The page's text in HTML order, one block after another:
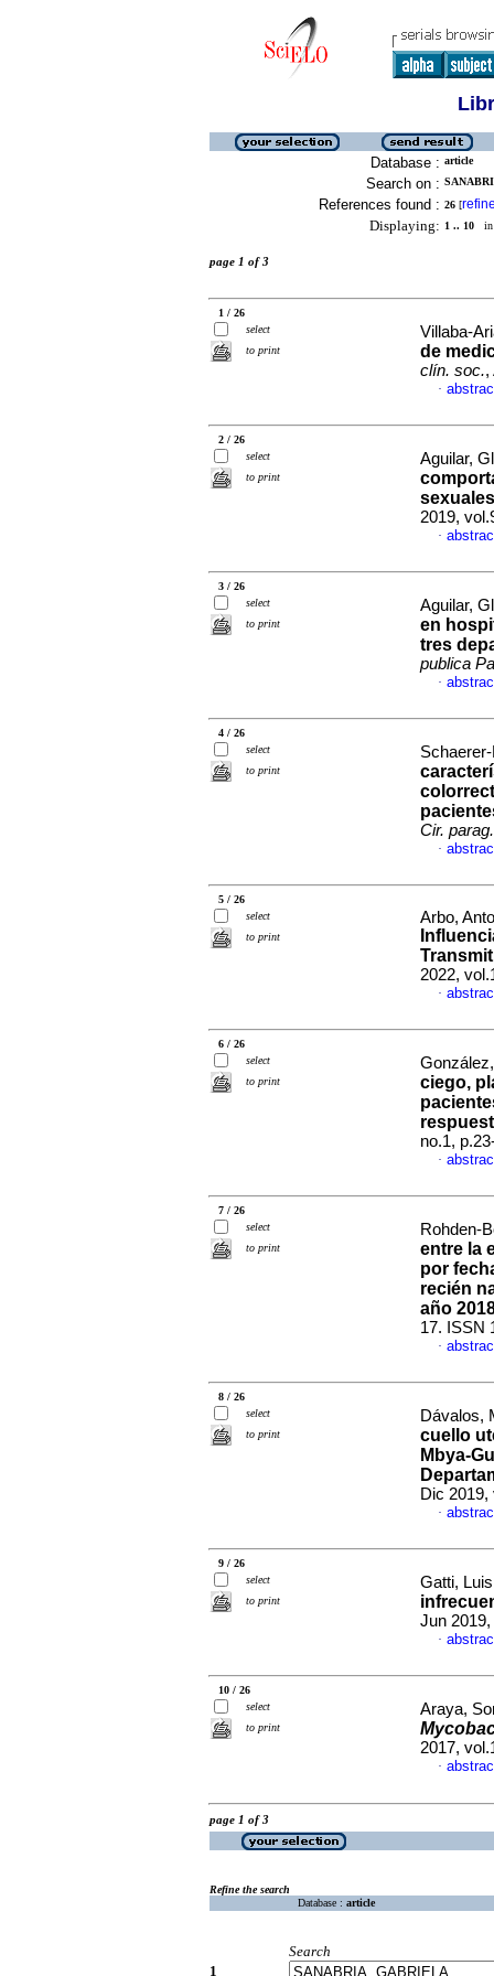
Database : article
Search on :
References found : 26 [
Displaying: 1 .. 10 in
page 1 of 3
1 / 26
select
to print
Villaba-
de
clín. soc.,
·
2 / 26
select
to print
Aguilar,
2019,
·
3 / 26
select
to print
Aguilar,
en
tres
publica
·
4 / 26
select
to print
Cir. parag.
·
5 / 26
select
to print
Arbo,
2022,
·
6 / 26
select
to print
ciego,
no.1,
·
7 / 26
select
to print
Rohden-
entre la
por
recién
año
17. ISSN
·
8 / 26
select
to print
Dávalos,
cuello
Mbya-
Dic 2019,
·
9 / 26
select
to print
Gatti,
Jun
·
10 / 26
select
to print
Araya,
2017,
·
page 1 of 3
Refine the search
Database : article
Search
1